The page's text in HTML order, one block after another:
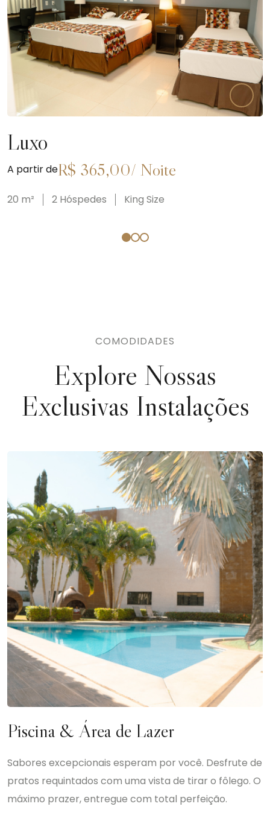
Luxo
A partir deR$ 365,00/ Noite
20 m² 2 Hóspedes King Size
COMODIDADES
Explore Nossas
Exclusivas Instalações
Piscina & Área de Lazer
Sabores excepcionais esperam por você. Desfrute de
pratos requintados com uma vista de tirar o fôlego. O
máximo prazer, entregue com total perfeição.